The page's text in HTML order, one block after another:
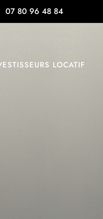
07 80 96 48 84
LOCATIF